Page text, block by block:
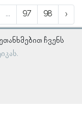
... 97 98 ›
ჩვენს